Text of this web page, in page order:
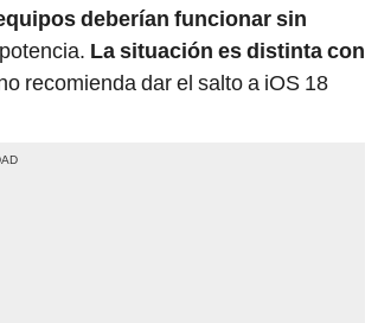
deberían funcionar sin
La situación es distinta con
recomienda dar el salto a iOS 18